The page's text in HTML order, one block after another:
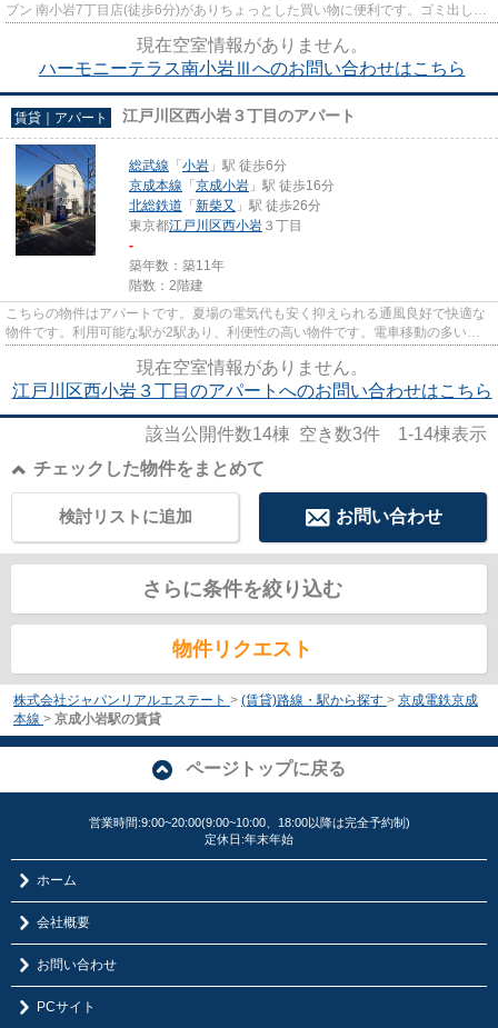
ブン 南小岩7丁目店(徒歩6分)がありちょっとした買い物に便利です。ゴミ出しを
現在空室情報がありません。
ハーモニーテラス南小岩Ⅲへのお問い合わせはこちら
賃貸｜アパート 江戸川区西小岩３丁目のアパート
総武線 「 小岩 」駅 徒歩6分
京成本線 「 京成小岩 」駅 徒歩16分
北総鉄道 「 新柴又 」駅 徒歩26分
東京都江戸川区西小岩 ３丁目
-
築年数：築11年
階数：2階建
こちらの物件はアパートです。夏場の電気代も安く抑えられる通風良好で快適な
物件です。利用可能な駅が2駅あり、利便性の高い物件です。電車移動の多い方
現在空室情報がありません。
江戸川区西小岩３丁目のアパートへのお問い合わせはこちら
該当公開件数14棟 空き数3件 1-14棟表示
チェックした物件をまとめて
お問い合わせ
検討リストに追加
さらに条件を絞り込む
物件リクエスト
株式会社ジャパンリアルエステート > (賃貸)路線・駅から探す > 京成電鉄京成
本線 > 京成小岩駅の賃貸
ページトップに戻る
営業時間:9:00~20:00(9:00~10:00、18:00以降は完全予約制)
定休日:年末年始
ホーム
会社概要
お問い合わせ
PCサイト